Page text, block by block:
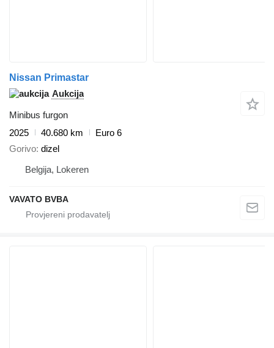
Nissan Primastar
Aukcija
Minibus furgon
2025
40.680 km
Euro 6
Gorivo dizel
Belgija, Lokeren
VAVATO BVBA